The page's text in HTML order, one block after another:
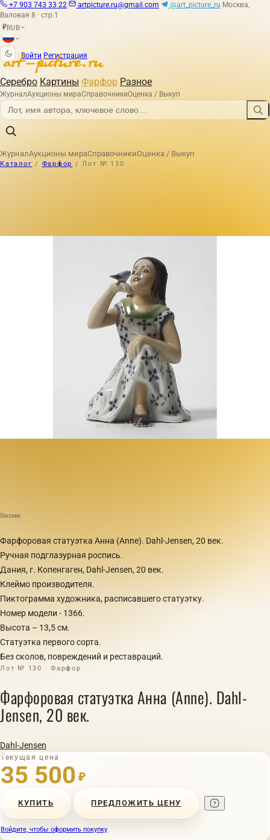
+7 903 743 33 22 artpicture.ru@gmail.com @art_picture_ru Москва,
Валовая 8 · стр.1
₽RUB
Войти Регистрация
Серебро Картины Фарфор Разное
ЖурналАукционы мираСправочникиОценка / Выкуп
ЖурналАукционы мираСправочникиОценка / Выкуп
Каталог / Фарфор / Лот № 130
Описание
Фарфоровая статуэтка Анна (Anne). Dahl-Jensen, 20 век.
Ручная подглазурная роспись.
Дания, г. Копенгаген, Dahl-Jensen, 20 век.
Клеймо производителя.
Пиктограмма художника, расписавшего статуэтку.
Номер модели - 1366.
Высота – 13,5 см.
Статуэтка первого сорта.
Без сколов, повреждений и реставраций.
Лот № 130 · Фарфор
Фарфоровая статуэтка Анна (Anne). Dahl-
Jensen, 20 век.
Dahl-Jensen
Текущая цена
35 500 ₽
КУПИТЬ ПРЕДЛОЖИТЬ ЦЕНУ
Войдите, чтобы оформить покупку